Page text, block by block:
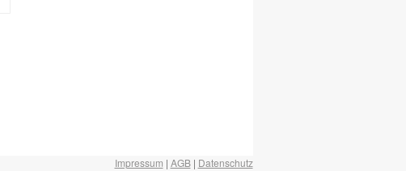
Impressum | AGB| Datenschutz